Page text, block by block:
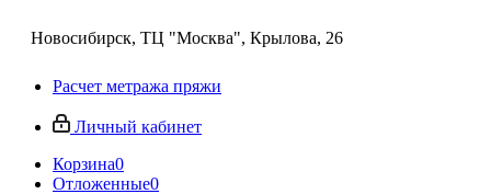
Новосибирск, ТЦ "Москва", Крылова, 26
Расчет метража пряжи
Личный кабинет
Корзина0
Отложенные0